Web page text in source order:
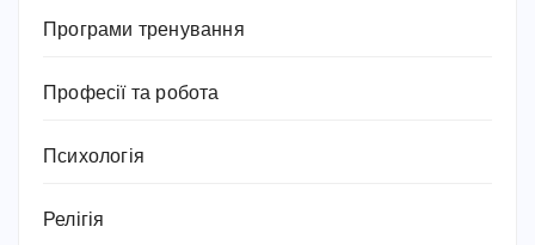
Програми тренування
Професії та робота
Психологія
Релігія